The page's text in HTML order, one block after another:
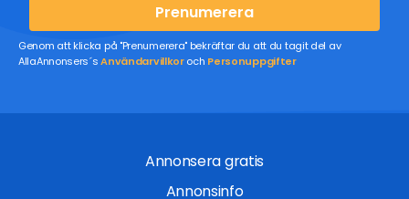
Prenumerera
Genom att klicka på "Prenumerera" bekräftar du att du tagit del av
AllaAnnonsers´sAnvändarvillkoroch Personuppgifter
Annonsera gratis
Annonsinfo